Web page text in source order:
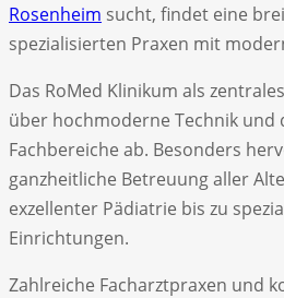
Rosenheim sucht, findet eine
spezialisierten Praxen mit
Das RoMed Klinikum als
über hochmoderne Technik und
Fachbereiche ab. Besonders
ganzheitliche Betreuung aller
exzellenter Pädiatrie bis zu
Einrichtungen.
Zahlreiche Facharztpraxen und